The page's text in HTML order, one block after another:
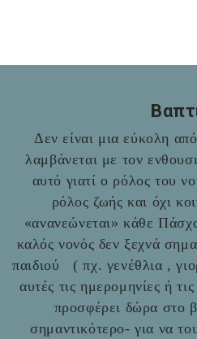
Δεν είναι μια εύκολη
λαμβάνεται με τον
αυτό γιατί ο ρόλος του
ρόλος ζωής και όχι
«ανανεώνεται» κάθε
καλός νονός δεν ξεχνά
παιδιού ( πχ. γενέθλια ,
αυτές τις ημερομηνίες ή
προσφέρει δώρα στο
σημαντικότερο- για να